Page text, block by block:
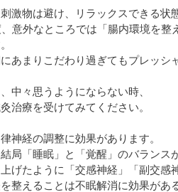
激物は避け、リラックスできる状
意外なところでは「腸内環境を整
あまりこだわり過ぎてもプレッシ
中々思うようにならない時、
治療を受けてみてください。
神経の調整に効果があります。
局「睡眠」と「覚醒」のバランス
げたように「交感神経」「副交感
整えることは不眠解消に効果があ